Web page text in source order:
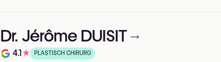
Dr. Jérôme DUISIT
Beoordeling op 5 op Google
4.1 ★ PLASTISCH CHIRURG